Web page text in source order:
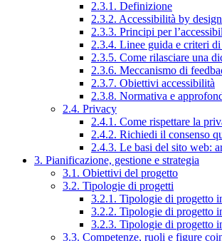
2.3.1. Definizione
2.3.2. Accessibilità by design
2.3.3. Principi per
2.3.4. Linee guida e criteri di
2.3.5. Come rilasciare una
2.3.6. Meccanismo di
2.3.7. Obiettivi accessibilità
2.3.8. Normativa e
2.4. Privacy
2.4.1. Come rispettare la
2.4.2. Richiedi il consenso
2.4.3. Le basi del sito web:
3. Pianificazione, gestione e strategia
3.1. Obiettivi del progetto
3.2. Tipologie di progetti
3.2.1. Tipologie di progetto
3.2.2. Tipologie di progetto
3.2.3. Tipologie di progetto
3.3. Competenze, ruoli e figure